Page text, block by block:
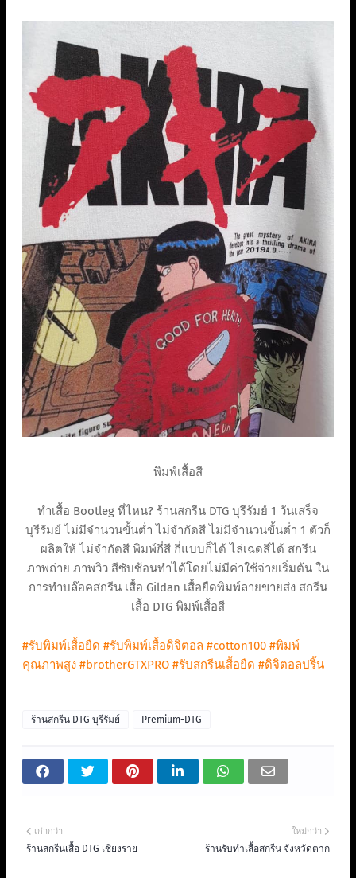
พิมพ์เสื้อสี
ทำเสื้อ Bootleg ที่ไหน? ร้านสกรีน DTG บุรีรัมย์ 1 วันเสร็จ
บุรีรัมย์ ไม่มีจำนวนขั้นต่ำ ไม่จำกัดสี ไม่มีจำนวนขั้นต่ำ 1 ตัวก็
ผลิตให้ ไม่จำกัดสี พิมพ์กี่สี กี่แบบก็ได้ ไล่เฉดสีได้ สกรีน
ภาพถ่าย ภาพวิว สีซับซ้อนทำได้โดยไม่มีค่าใช้จ่ายเริ่มต้น ใน
การทำบล๊อคสกรีน เสื้อ Gildan เสื้อยืดพิมพ์ลายขายส่ง สกรีน
เสื้อ DTG พิมพ์เสื้อสี
#รับพิมพ์เสื้อยืด #รับพิมพ์เสื้อดิจิตอล #cotton100 #พิมพ์
คุณภาพสูง #brotherGTXPRO #รับสกรีนเสื้อยืด #ดิจิตอลปริ้น
ร้านสกรีน DTG บุรีรัมย์ Premium-DTG
ใหม่กว่า
ร้านรับทำเสื้อสกรีน จังหวัดตาก
เก่ากว่า
ร้านสกรีนเสื้อ DTG เชียงราย